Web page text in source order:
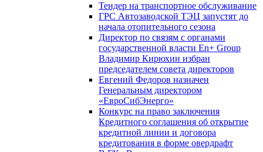
Тендер на транспортное обслуживание
ГРС Автозаводской ТЭЦ запустят до
начала отопительного сезона
Директор по связям с органами
государственной власти En+ Group
Владимир Кирюхин избран
председателем совета директоров
Евгений Федоров назначен
Генеральным директором
«ЕвроСибЭнерго»
Конкурс на право заключения
Кредитного соглашения об открытие
кредитной линии и договора
кредитования в форме овердрафт